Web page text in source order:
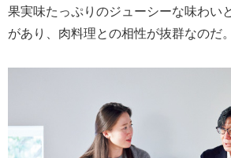
果実味たっぷりのジューシーな味わい
があり、肉料理との相性が抜群なのだ。